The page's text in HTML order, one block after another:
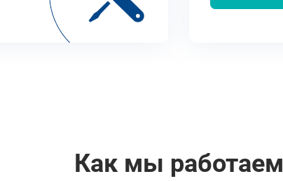
Как мы работаем